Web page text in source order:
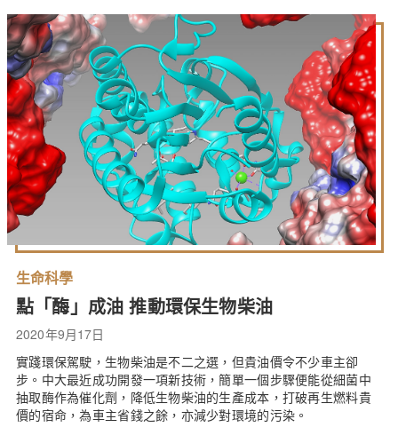
生命科學
點「酶」成油 推動環保生物柴油
2020年9月17日
實踐環保駕駛，生物柴油是不二之選，但貴油價令不少車主卻
步。中大最近成功開發一項新技術，簡單一個步驟便能從細菌中
抽取酶作為催化劑，降低生物柴油的生產成本，打破再生燃料貴
價的宿命，為車主省錢之餘，亦減少對環境的污染。